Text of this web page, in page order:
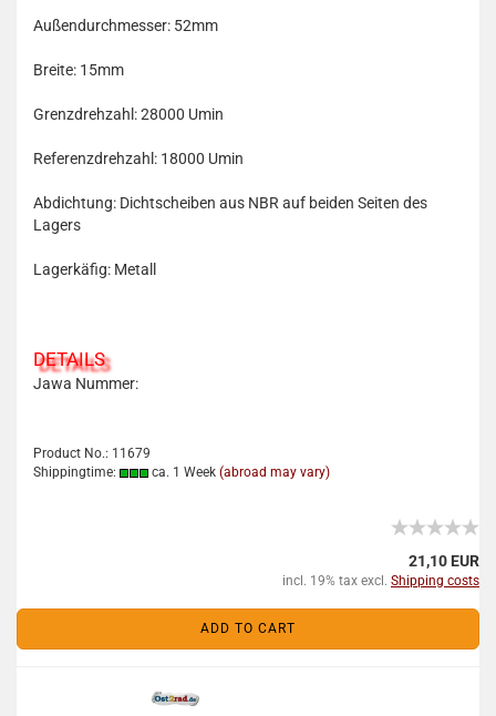
Außendurchmesser: 52mm
Breite: 15mm
Grenzdrehzahl: 28000 Umin
Referenzdrehzahl: 18000 Umin
Abdichtung: Dichtscheiben aus NBR auf beiden Seiten des
Lagers
Lagerkäfig: Metall
DETAILS
Jawa Nummer:
Product No.: 11679
Shippingtime:
ca. 1 Week (abroad may vary)
21,10 EUR
incl. 19% tax excl. Shipping costs
ADD TO CART